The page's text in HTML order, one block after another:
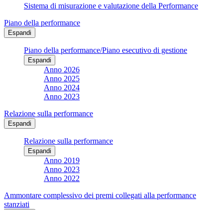
Sistema di misurazione e valutazione della Performance
Piano della performance
Espandi
Piano della performance/Piano esecutivo di gestione
Espandi
Anno 2026
Anno 2025
Anno 2024
Anno 2023
Relazione sulla performance
Espandi
Relazione sulla performance
Espandi
Anno 2019
Anno 2023
Anno 2022
Ammontare complessivo dei premi collegati alla performance
stanziati